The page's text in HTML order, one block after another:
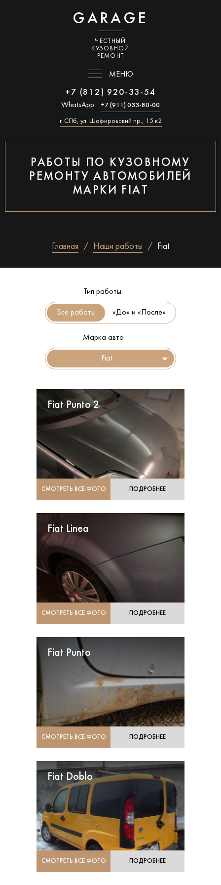
GARAGE
ЧЕСТНЫЙ
КУЗОВНОЙ
РЕМОНТ
МЕНЮ
+7 (812) 920-33-54
WhatsApp: +7 (911) 033-80-00
г. СПб, ул. Шафировский пр., 15 к2
РАБОТЫ ПО КУЗОВНОМУ
РЕМОНТУ АВТОМОБИЛЕЙ
МАРКИ FIAT
Главная Наши работы Fiat
Тип работы:
«До» и «После»
Марка авто
Fiat
Fiat Punto 2
СМОТРЕТЬ ВСЕ ФОТО ПОДРОБНЕЕ
Fiat Linea
СМОТРЕТЬ ВСЕ ФОТО ПОДРОБНЕЕ
Fiat Punto
СМОТРЕТЬ ВСЕ ФОТО ПОДРОБНЕЕ
Fiat Doblo
СМОТРЕТЬ ВСЕ ФОТО ПОДРОБНЕЕ